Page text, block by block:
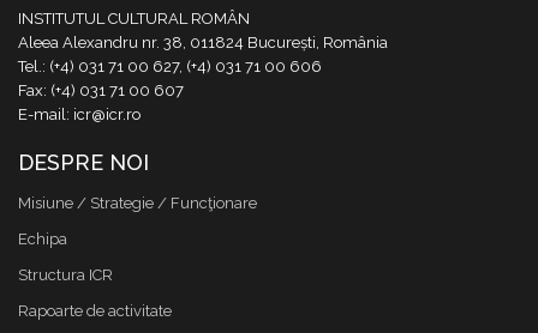
INSTITUTUL CULTURAL ROMÂN
Aleea Alexandru nr. 38, 011824 București, România
Tel.: (+4) 031 71 00 627, (+4) 031 71 00 606
Fax: (+4) 031 71 00 607
E-mail: icr@icr.ro
DESPRE NOI
Misiune / Strategie / Funcţionare
Echipa
Structura ICR
Rapoarte de activitate